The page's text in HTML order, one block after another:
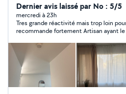
client. Je suis à votre service à tout moment. N'hésitez
pas à nous contacter. Je travaille dans toute l'île de
France disponible 7j/7. cordialement À votre service.
24/24 7j/7 -enduits / peinture intérieure murs / plafonds
- bricolage ( installation
pose cuisine/salle de bains,
découpe plan travail, pose Tv ,
installation de meubles( montage
petite plomberie ( installation
Dernier avis laissé par No : 5/5
mercredi à 23h
Tres grande réactivité mais trop loin
recommande fortement Artisan ayant